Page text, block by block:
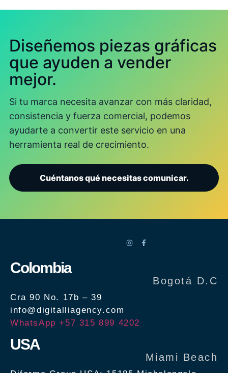
Diseñemos piezas gráficas
que ayuden a vender
mejor.
Si tu marca necesita avanzar con más claridad,
consistencia y fuerza comercial, podemos
ayudarte a convertir este servicio en una
herramienta real de crecimiento.
Cuéntanos qué necesitas comunicar.
Colombia
Bogotá D.C
Cra 90 No. 17b – 39
info@digitalliagency.com
WhatsApp +57 315 899 4202
USA
Miami Beach